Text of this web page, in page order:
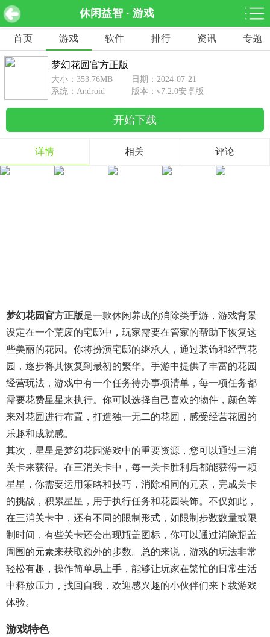
休闲益智 · 游戏
网游分类 软件分类
休闲益智
462款游戏
赛车竞速
122款游戏
1642款游戏
动作射击
351款游戏
69款游戏
经营养成
冒险解谜
首页 游戏 软件 排行 资讯 专题
梦幻花园官方正版 v7.2.0安卓版 下载
梦幻花园官方正版
大小：353.76MB
日期：2024-07-21
系统：Android
版本：v7.2.0安卓版
开始下载
详情 相关 评论
梦幻花园官方正版是一款休闲养成的消除类手游，游戏背景
设定在一个荒废的宅邸中，玩家需要在管家的帮助下恢复这
些美丽的花园。你将扮演宅邸的继承人，通过装饰和经营花
园，逐步将其恢复到最初的繁华。手游中提供了丰富的花园
经营玩法，游戏中有一个任务待办事项清单，每一项任务都
需要花费星星来执行。你可以选择自己喜欢的物件，颜色等
来对花园进行布置，打造独一无二的花园，感受经营花园的
乐趣和成就感。
其次，星星是梦幻花园游戏中的重要资源，您可以通过三消
关卡来获得。在三消关卡中，每一关卡胜利后都能获得一颗
星星，你需要运用策略和技巧，消除相同的元素，完成关卡
的挑战，积累星星，用于执行任务和花园装饰。不仅如此，
在三消关卡中，还有不同的限制形式，如限制步数数量或限
制时间，有些关卡还会出现瓶盖图标，你可以通过消除瓶盖
周围的元素来获取额外的步数。总的来说，游戏的玩法非常
轻松有趣，操作简单易上手，能够让玩家在繁忙的日常生活
中释放压力，找回自我，欢迎感兴趣的小伙伴们来下载游戏
体验。
游戏特色